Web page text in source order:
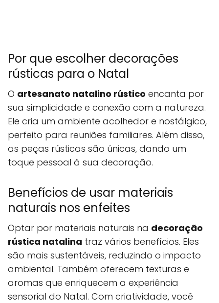
Por que escolher decorações
rústicas para o Natal
O artesanato natalino rústico encanta por
sua simplicidade e conexão com a natureza.
Ele cria um ambiente acolhedor e nostálgico,
perfeito para reuniões familiares. Além disso,
as peças rústicas são únicas, dando um
toque pessoal à sua decoração.
Benefícios de usar materiais
naturais nos enfeites
Optar por materiais naturais na decoração
rústica natalina traz vários benefícios. Eles
são mais sustentáveis, reduzindo o impacto
ambiental. Também oferecem texturas e
aromas que enriquecem a experiência
sensorial do Natal. Com criatividade, você